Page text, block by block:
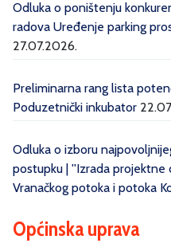
Odluka o poništenju
radova Uređenje parking
27.07.2026.
Preliminarna rang lista
Poduzetnički inkubator
Odluka o izboru
postupku | ''Izrada
Vranačkog potoka i potoka
Općinska uprava